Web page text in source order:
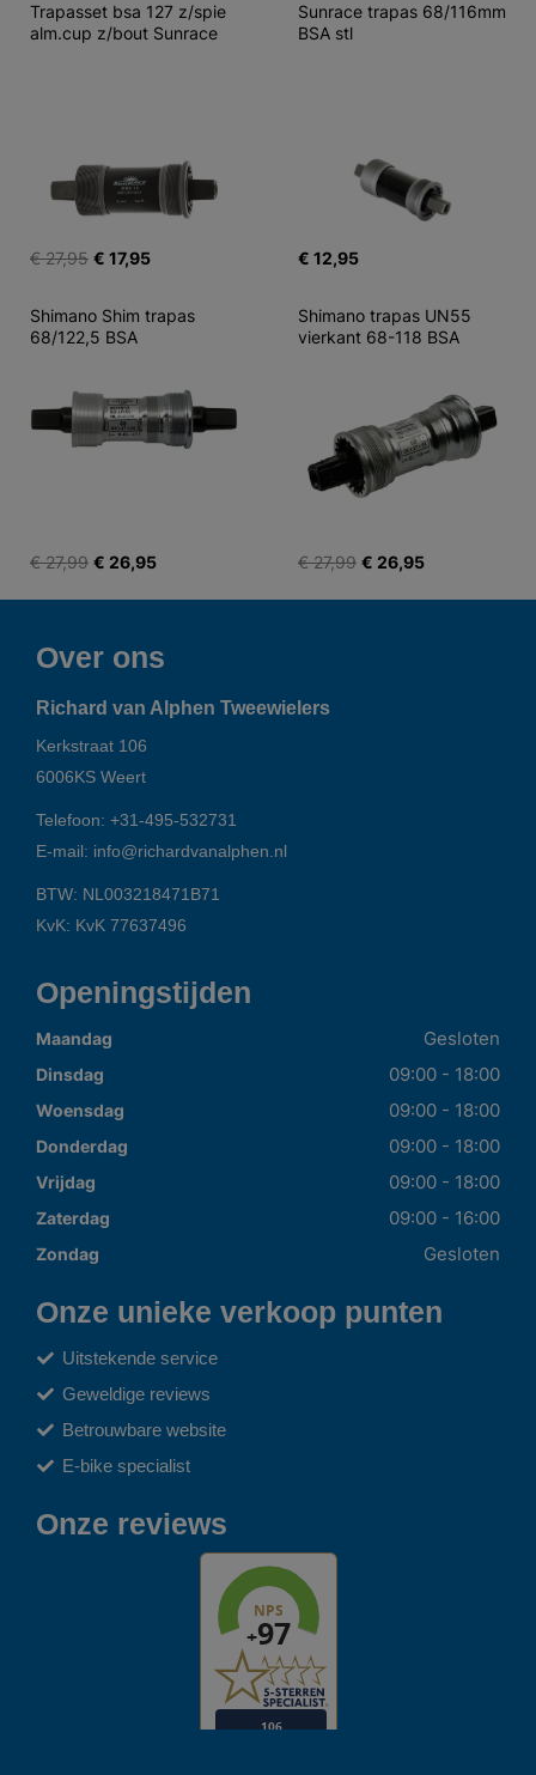
Trapasset bsa 127 z/spie
alm.cup z/bout Sunrace
€ 27,95 € 17,95
Sunrace trapas 68/116mm
BSA stl
€ 12,95
Shimano Shim trapas
68/122,5 BSA
€ 27,99 € 26,95
Shimano trapas UN55
vierkant 68-118 BSA
€ 27,99 € 26,95
Over ons
Richard van Alphen Tweewielers
Kerkstraat 106
6006KS Weert
Telefoon: +31-495-532731
E-mail: info@richardvanalphen.nl
BTW: NL003218471B71
KvK: KvK 77637496
Openingstijden
Maandag Gesloten
Dinsdag 09:00 - 18:00
Woensdag 09:00 - 18:00
Donderdag 09:00 - 18:00
Vrijdag 09:00 - 18:00
Zaterdag 09:00 - 16:00
Zondag Gesloten
Onze unieke verkoop punten
Uitstekende service
Geweldige reviews
Betrouwbare website
E-bike specialist
Onze reviews